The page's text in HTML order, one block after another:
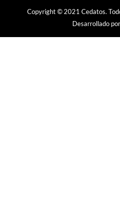
Copyright © 2021 Cedatos.
Desarrollado por